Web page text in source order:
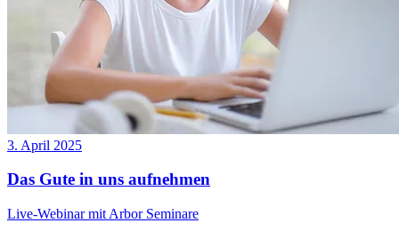
3. April 2025
Das Gute in uns aufnehmen
Live-Webinar mit Arbor Seminare